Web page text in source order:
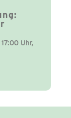
Uhr,